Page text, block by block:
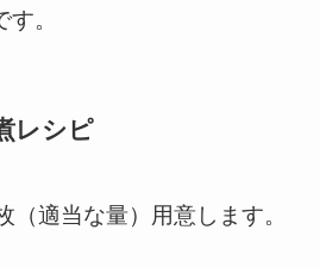
。
レシピ
（適当な量）用意します。